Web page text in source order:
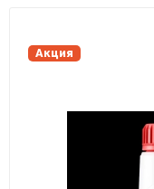
Акция